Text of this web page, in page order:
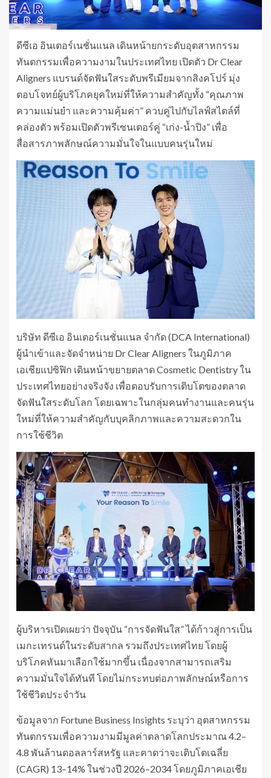
ดีซีเอ อินเตอร์เนชั่นแนล เดินหน้ายกระดับอุตสาหกรรม
ทันตกรรมเพื่อความงามในประเทศไทย เปิดตัว Dr Clear
Aligners แบรนด์จัดฟันใสระดับพรีเมียมจากสิงคโปร์ มุ่ง
ตอบโจทย์ผู้บริโภคยุคใหม่ที่ให้ความสำคัญทั้ง “คุณภาพ
ความแม่นยำ และความคุ้มค่า” ควบคู่ไปกับไลฟ์สไตล์ที่
คล่องตัว พร้อมเปิดตัวพรีเซนเตอร์คู่ “เก่ง-น้ำปิง” เพื่อ
สื่อสารภาพลักษณ์ความมั่นใจในแบบคนรุ่นใหม่
บริษัท ดีซีเอ อินเตอร์เนชั่นแนล จำกัด (DCA International)
ผู้นำเข้าและจัดจำหน่าย Dr Clear Aligners ในภูมิภาค
เอเชียแปซิฟิก เดินหน้าขยายตลาด Cosmetic Dentistry ใน
ประเทศไทยอย่างจริงจัง เพื่อตอบรับการเติบโตของตลาด
จัดฟันใสระดับโลก โดยเฉพาะในกลุ่มคนทำงานและคนรุ่น
ใหม่ที่ให้ความสำคัญกับบุคลิกภาพและความสะดวกใน
การใช้ชีวิต
ผู้บริหารเปิดเผยว่า ปัจจุบัน “การจัดฟันใส” ได้ก้าวสู่การเป็น
เมกะเทรนด์ในระดับสากล รวมถึงประเทศไทย โดยผู้
บริโภคหันมาเลือกใช้มากขึ้น เนื่องจากสามารถเสริม
ความมั่นใจได้ทันที โดยไม่กระทบต่อภาพลักษณ์หรือการ
ใช้ชีวิตประจำวัน
ข้อมูลจาก Fortune Business Insights ระบุว่า อุตสาหกรรม
ทันตกรรมเพื่อความงามมีมูลค่าตลาดโลกประมาณ 4.2–
4.8 พันล้านดอลลาร์สหรัฐ และคาดว่าจะเติบโตเฉลี่ย
(CAGR) 13–14% ในช่วงปี 2026–2034 โดยภูมิภาคเอเชีย